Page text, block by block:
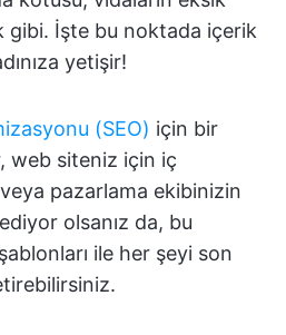
gibi. İşte bu noktada içerik
yetişir!
(SEO) için bir
web siteniz için iç
pazarlama ekibinizin
olsanız da, bu
ile her şeyi son